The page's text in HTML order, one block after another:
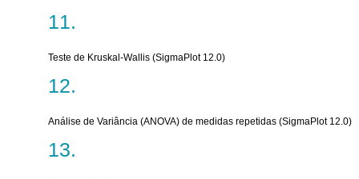
Teste de Kruskal-Wallis (SigmaPlot 12.0)
Análise de Variância (ANOVA) de medidas repetidas (SigmaPlot 12.0)